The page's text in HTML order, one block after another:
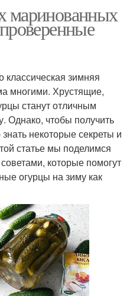
маринованных
зимняя
многими. Хрустящие,
станут отличным
Однако, чтобы получить
некоторые секреты и
статье мы поделимся
которые помогут
огурцы на зиму как